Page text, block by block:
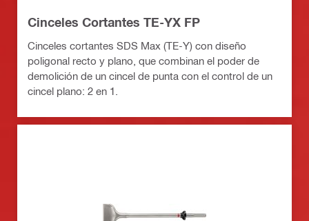
Cinceles Cortantes TE-YX FP
Cinceles cortantes SDS Max (TE-Y) con diseño
poligonal recto y plano, que combinan el poder de
demolición de un cincel de punta con el control de un
cincel plano: 2 en 1.